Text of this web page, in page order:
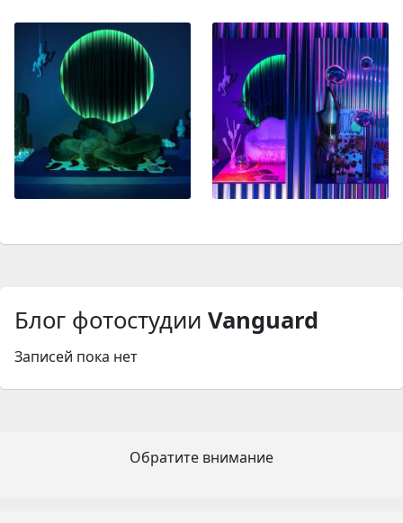
Блог фотостудии Vanguard
Записей пока нет
Обратите внимание